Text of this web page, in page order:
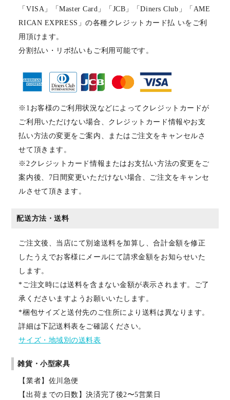
「VISA」「Master Card」「JCB」「Diners Club」「AME
RICAN EXPRESS」の各種クレジットカード払 いをご利
用頂けます。
分割払い・リボ払いもご利用可能です。
※1お客様のご利用状況などによってクレジットカードが
ご利用いただけない場合、クレジットカード情報やお支
払い方法の変更をご案内、またはご注文をキャンセルさ
せて頂きます。
※2クレジットカード情報またはお支払い方法の変更をご
案内後、7日間変更いただけない場合、ご注文をキャンセ
ルさせて頂きます。
配送方法・送料
ご注文後、当店にて別途送料を加算し、合計金額を修正
したうえでお客様にメールにて請求金額をお知らせいた
します。
*ご注文時には送料を含まない金額が表示されます。ご了
承くださいますようお願いいたします。
*梱包サイズと送付先のご住所により送料は異なります。
詳細は下記送料表をご確認ください。
サイズ・地域別の送料表
雑貨・小型家具
【業者】佐川急便
【出荷までの日数】決済完了後2〜5営業日